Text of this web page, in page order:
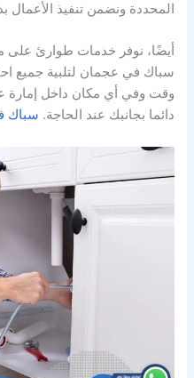
المحددة ونضمن تنفيذ الأعمال
أيضًا، نوفر خدمات طوارئ
سباك في عجمان لتلبية جميع
وقت وفي أي مكان داخل إمارة
دائما بجانبك عند الحاجة. سباك